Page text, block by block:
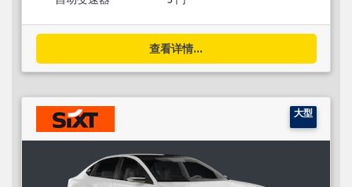
查看详情...
大型